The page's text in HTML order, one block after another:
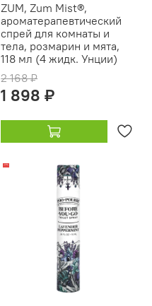
ZUM, Zum Mist®,
ароматерапевтический
спрей для комнаты и
тела, розмарин и мята,
118 мл (4 жидк. Унции)
2 168 ₽
1 898 ₽
-21%